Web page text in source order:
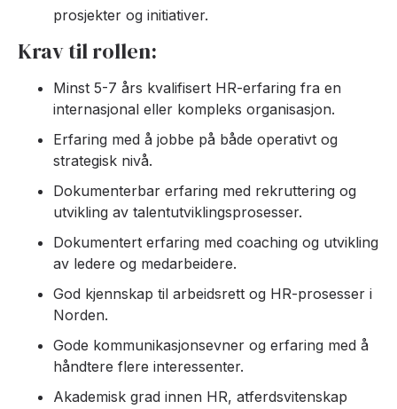
prosjekter og initiativer.
Krav til rollen:
Minst 5-7 års kvalifisert HR-erfaring fra en
internasjonal eller kompleks organisasjon.
Erfaring med å jobbe på både operativt og
strategisk nivå.
Dokumenterbar erfaring med rekruttering og
utvikling av talentutviklingsprosesser.
Dokumentert erfaring med coaching og utvikling
av ledere og medarbeidere.
God kjennskap til arbeidsrett og HR-prosesser i
Norden.
Gode kommunikasjonsevner og erfaring med å
håndtere flere interessenter.
Akademisk grad innen HR, atferdsvitenskap